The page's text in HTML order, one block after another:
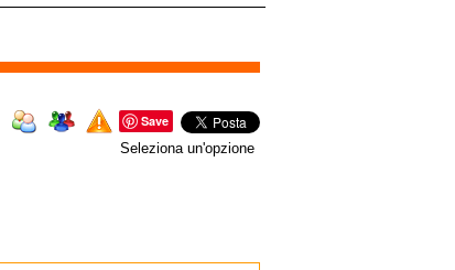
Save
Seleziona un'opzione